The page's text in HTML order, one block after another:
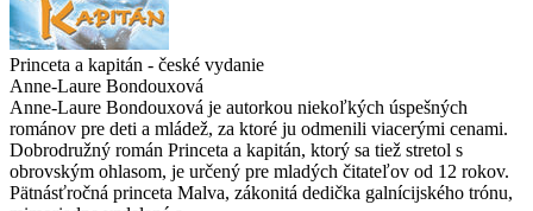
Princeta a kapitán - české vydanie
Anne-Laure Bondouxová
Anne-Laure Bondouxová je autorkou niekoľkých úspešných
románov pre deti a mládež, za ktoré ju odmenili viacerými cenami.
Dobrodružný román Princeta a kapitán, ktorý sa tiež stretol s
obrovským ohlasom, je určený pre mladých čitateľov od 12 rokov.
Pätnásťročná princeta Malva, zákonitá dedička galnícijského trónu,